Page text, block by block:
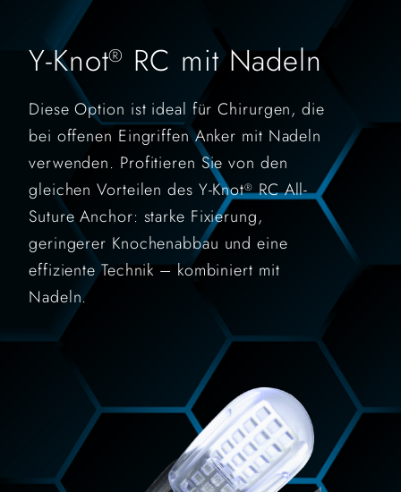
Y-Knot® RC mit Nadeln
Diese Option ist ideal für Chirurgen, die
bei offenen Eingriffen Anker mit Nadeln
verwenden. Profitieren Sie von den
gleichen Vorteilen des Y-Knot®RC All-
Suture Anchor: starke Fixierung,
geringerer Knochenabbau und eine
effiziente Technik – kombiniert mit
Nadeln.